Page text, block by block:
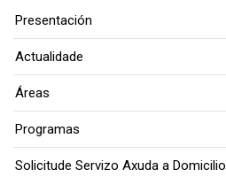
Presentación
Actualidade
Áreas
Programas
Solicitude Servizo Axuda a Domicilio